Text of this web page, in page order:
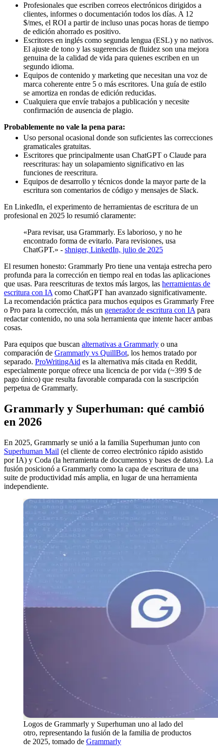
Profesionales que escriben correos electrónicos dirigidos a
clientes, informes o documentación todos los días. A 12
$/mes, el ROI a partir de incluso unas pocas horas de tiempo
de edición ahorrado es positivo.
Escritores en inglés como segunda lengua (ESL) y no nativos.
El ajuste de tono y las sugerencias de fluidez son una mejora
genuina de la calidad de vida para quienes escriben en un
segundo idioma.
Equipos de contenido y marketing que necesitan una voz de
marca coherente entre 5 o más escritores. Una guía de estilo
se amortiza en rondas de edición reducidas.
Cualquiera que envíe trabajos a publicación y necesite
confirmación de ausencia de plagio.
Probablemente no vale la pena para:
Uso personal ocasional donde son suficientes las correcciones
gramaticales gratuitas.
Escritores que principalmente usan ChatGPT o Claude para
reescrituras: hay un solapamiento significativo en las
funciones de reescritura.
Equipos de desarrollo y técnicos donde la mayor parte de la
escritura son comentarios de código y mensajes de Slack.
En LinkedIn, el experimento de herramientas de escritura de un
profesional en 2025 lo resumió claramente:
«Para revisar, usa Grammarly. Es laborioso, y no he
encontrado forma de evitarlo. Para revisiones, usa
ChatGPT.» - shniger, LinkedIn, julio de 2025
El resumen honesto: Grammarly Pro tiene una ventaja estrecha pero
profunda para la corrección en tiempo real en todas las aplicaciones
que usas. Para reescrituras de textos más largos, las herramientas de
escritura con IAcomo ChatGPT han avanzado significativamente.
La recomendación práctica para muchos equipos es Grammarly Free
o Pro para la corrección, más un generador de escritura con IApara
redactar contenido, no una sola herramienta que intente hacer ambas
cosas.
Para equipos que buscan alternativas a Grammarly o una
comparación de Grammarly vs QuillBot, los hemos tratado por
separado. ProWritingAid es la alternativa más citada en Reddit,
especialmente porque ofrece una licencia de por vida (~399 $ de
pago único) que resulta favorable comparada con la suscripción
perpetua de Grammarly.
Grammarly y Superhuman: qué cambió
en 2026
En 2025, Grammarly se unió a la familia Superhuman junto con
Superhuman Mail (el cliente de correo electrónico rápido asistido
por IA) y Coda (la herramienta de documentos y bases de datos). La
fusión posicionó a Grammarly como la capa de escritura de una
suite de productividad más amplia, en lugar de una herramienta
independiente.
Logos de Grammarly y Superhuman uno al lado del
otro, representando la fusión de la familia de productos
de 2025, tomado de Grammarly